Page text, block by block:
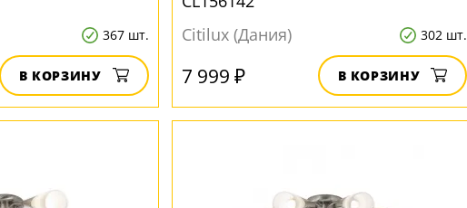
367 шт.
В КОРЗИНУ
Citilux (Дания)
302 шт.
7 999 ₽ В КОРЗИНУ